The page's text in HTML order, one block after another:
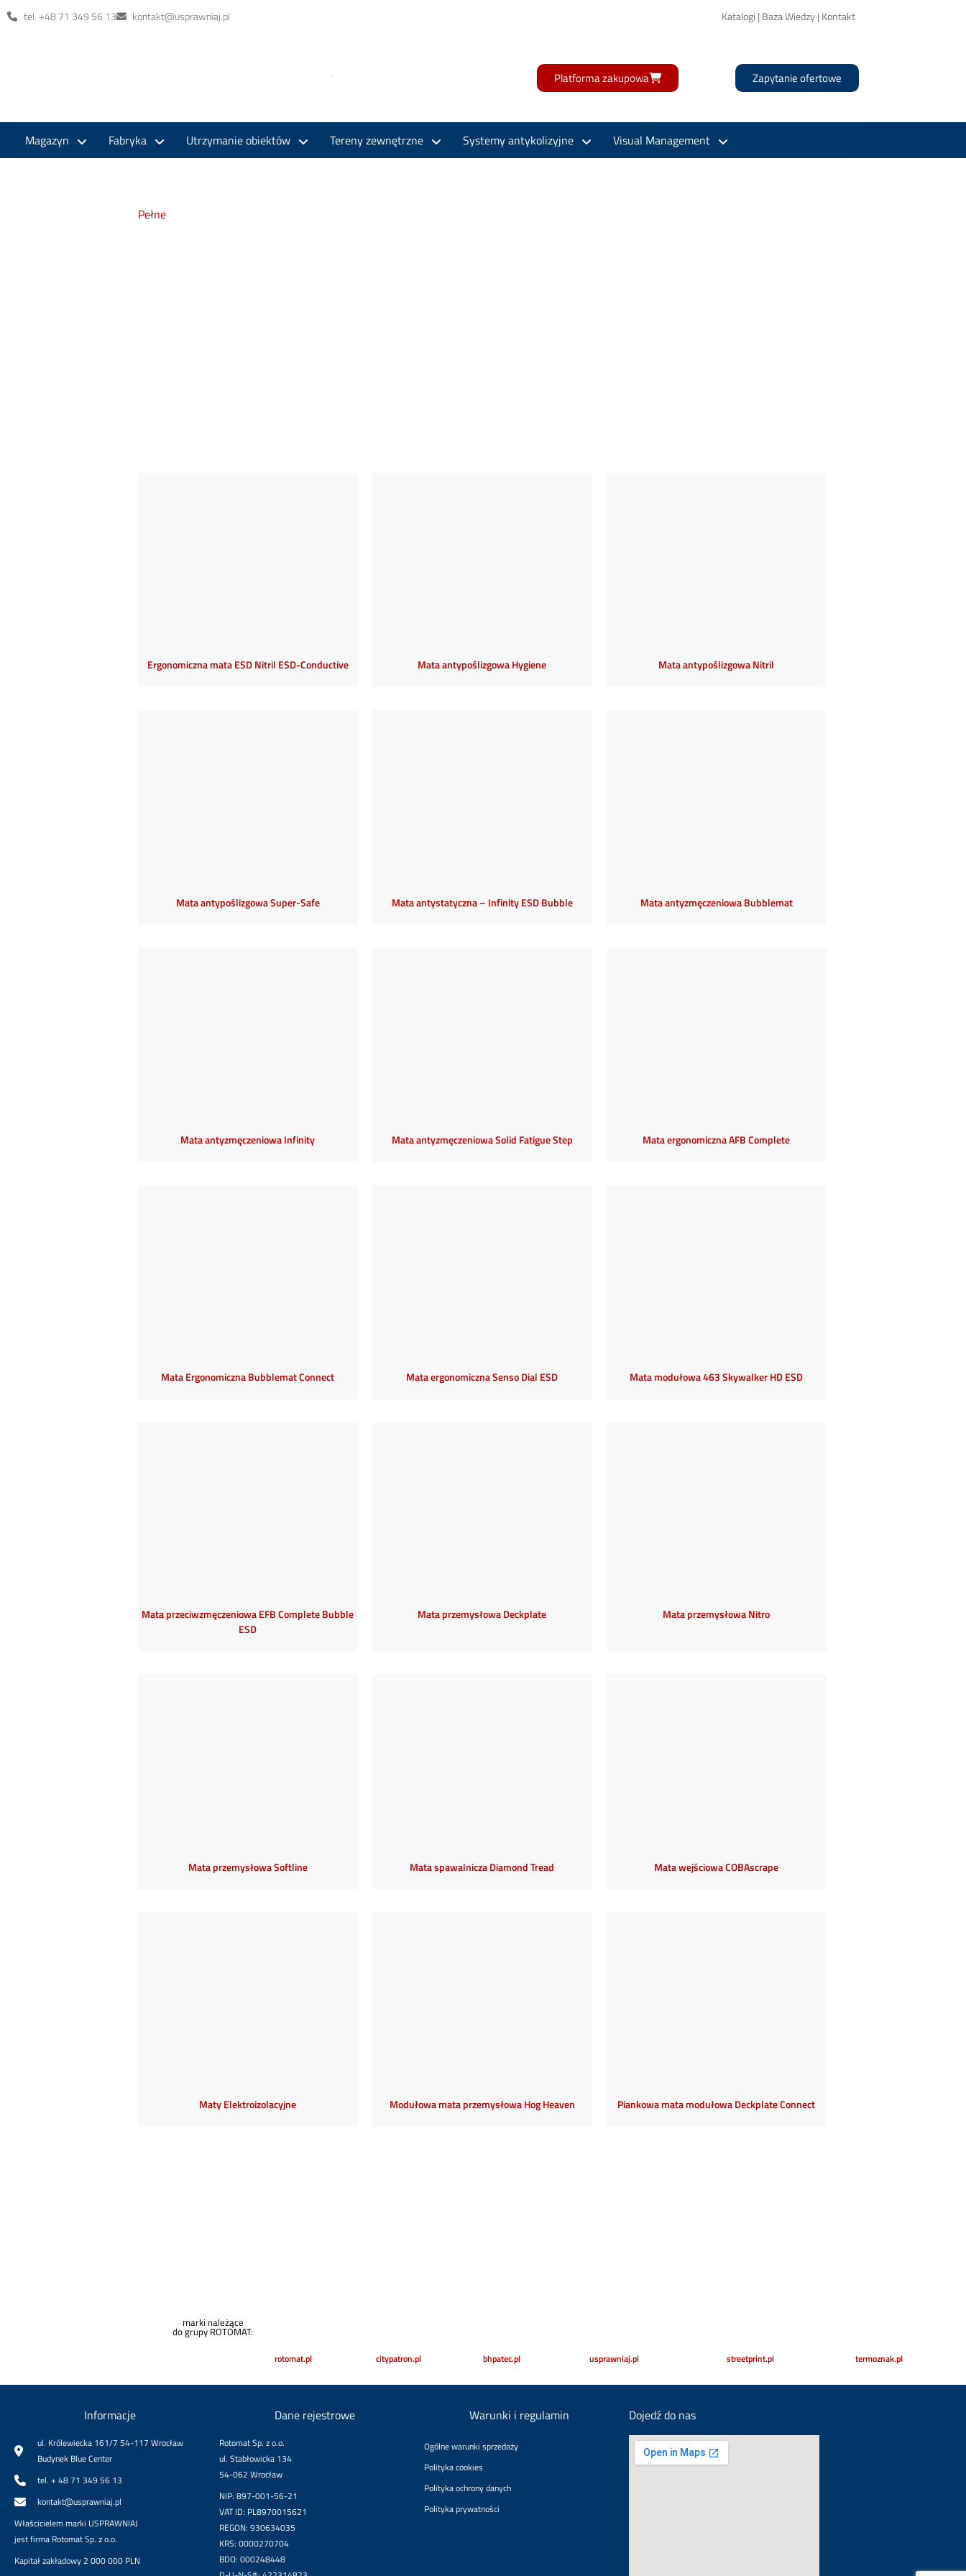
tel. +48 71 349 56 13 kontakt@usprawniaj.pl Katalogi | Baza Wiedzy| Kontakt
Platforma zakupowa Zapytanie ofertowe
Magazyn Fabryka Utrzymanie obiektów Tereny zewnętrzne Systemy antykolizyjne Visual Management
Pełne
Ergonomiczna mata ESD Nitril ESD-Conductive Mata antypoślizgowa Hygiene Mata antypoślizgowa Nitril
Mata antypoślizgowa Super-Safe Mata antystatyczna – Infinity ESD Bubble Mata antyzmęczeniowa Bubblemat
Mata antyzmęczeniowa Infinity Mata antyzmęczeniowa Solid Fatigue Step Mata ergonomiczna AFB Complete
Mata Ergonomiczna Bubblemat Connect Mata ergonomiczna Senso Dial ESD Mata modułowa 463 Skywalker HD ESD
Mata przeciwzmęczeniowa EFB Complete Bubble
ESD
Mata przemysłowa Deckplate Mata przemysłowa Nitro
Mata przemysłowa Softline Mata spawalnicza Diamond Tread Mata wejściowa COBAscrape
Maty Elektroizolacyjne Modułowa mata przemysłowa Hog Heaven Piankowa mata modułowa Deckplate Connect
marki należące
do grupy ROTOMAT:
rotomat.pl citypatron.pl bhpatec.pl usprawniaj.pl streetprint.pl termoznak.pl
Informacje
ul. Królewiecka 161/7 54-117 Wrocław
Budynek Blue Center
tel. + 48 71 349 56 13
kontakt@usprawniaj.pl
Właścicielem marki USPRAWNIAJ
jest firma Rotomat Sp. z o.o.
Kapitał zakładowy 2 000 000 PLN
Dane rejestrowe
Rotomat Sp. z o.o.
ul. Stabłowicka 134
54-062 Wrocław
NIP: 897-001-56-21
VAT ID: PL8970015621
REGON: 930634035
KRS: 0000270704
BDO: 000248448
Warunki i regulamin
Ogólne warunki sprzedaży
Polityka cookies
Polityka ochrony danych
Polityka prywatności
Dojedź do nas